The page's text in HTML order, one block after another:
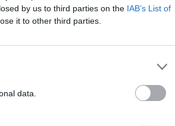
by us to third parties on the IAB’s List of
it to other third parties.
data.
fueron las
que pudo
al
un periodo de